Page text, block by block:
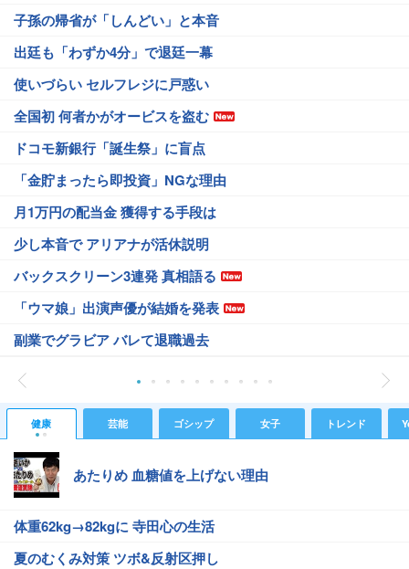
子孫の帰省が「しんどい」と本音
出廷も「わずか4分」で退廷一幕
使いづらい セルフレジに戸惑い
全国初 何者かがオービスを盗む
ドコモ新銀行「誕生祭」に盲点
「金貯まったら即投資」NGな理由
月1万円の配当金 獲得する手段は
少し本音で アリアナが活休説明
バックスクリーン3連発 真相語る
「ウマ娘」出演声優が結婚を発表
副業でグラビア バレて退職過去
健康 芸能 ゴシップ 女子 トレンド
あたりめ 血糖値を上げない理由
体重62kg→82kgに 寺田心の生活
夏のむくみ対策 ツボ&反射区押し